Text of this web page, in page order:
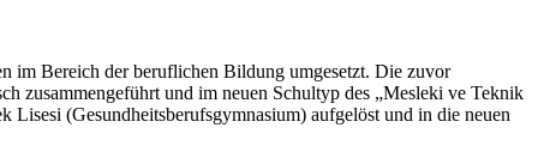
im Bereich der beruflichen Bildung umgesetzt. Die zuvor
zusammengeführt und im neuen Schultyp des „Mesleki ve Teknik
(Gesundheitsberufsgymnasium) aufgelöst und in die neuen